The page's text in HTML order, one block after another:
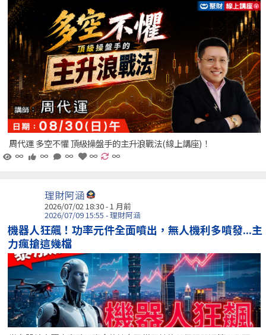
周代運 多空不懼 頂級操盤手的主升浪戰法(線上講座)！
∞
∞ ∞ ∞ ∞
理財阿涵
2026/07/02 18:30 - 1 月前
2026/07/09 15:55 - 理財阿涵
機器人狂飆！功率元件全面噴出，無人機利多噴發...主
力瘋搶這幾檔